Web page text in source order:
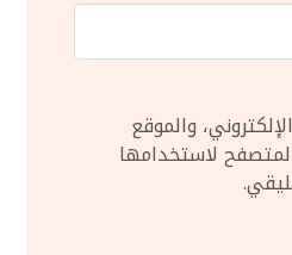
والموقع
لاستخدامها